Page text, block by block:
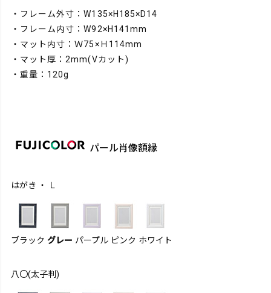
・フレーム外寸：W135×H185×D14
・フレーム内寸：W92×H141mm
・マット内寸：Ｗ75×Ｈ114mm
・マット厚：2mm(Vカット)
・重量：120g
パール肖像額縁
はがき ・ Ｌ
ブラック グレー パープル ピンク ホワイト
八〇(太子判)